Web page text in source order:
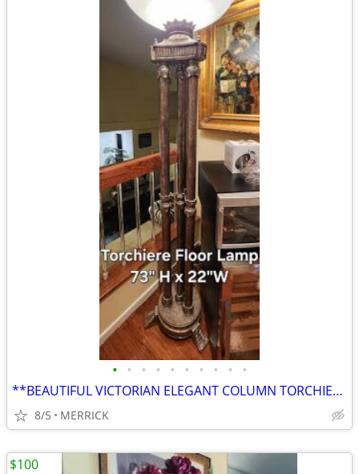
• • • • • • • • • •
**BEAUTIFUL VICTORIAN ELEGANT COLUMN TORCHIERE FLOOR LAMP**
8/5 MERRICK
$100